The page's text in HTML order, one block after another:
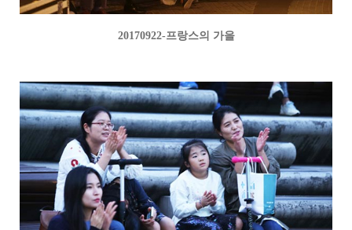
20170922-프랑스의 가을